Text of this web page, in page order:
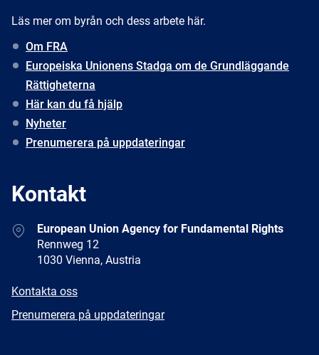
Läs mer om byrån och dess arbete här.
Om FRA
Europeiska Unionens Stadga om de Grundläggande
Rättigheterna
Här kan du få hjälp
Nyheter
Prenumerera på uppdateringar
Kontakt
AddressEuropean Union Agency for Fundamental Rights
Rennweg 12
1030 Vienna, Austria
E-
Kontakta oss
Newsletter
Prenumerera på uppdateringar